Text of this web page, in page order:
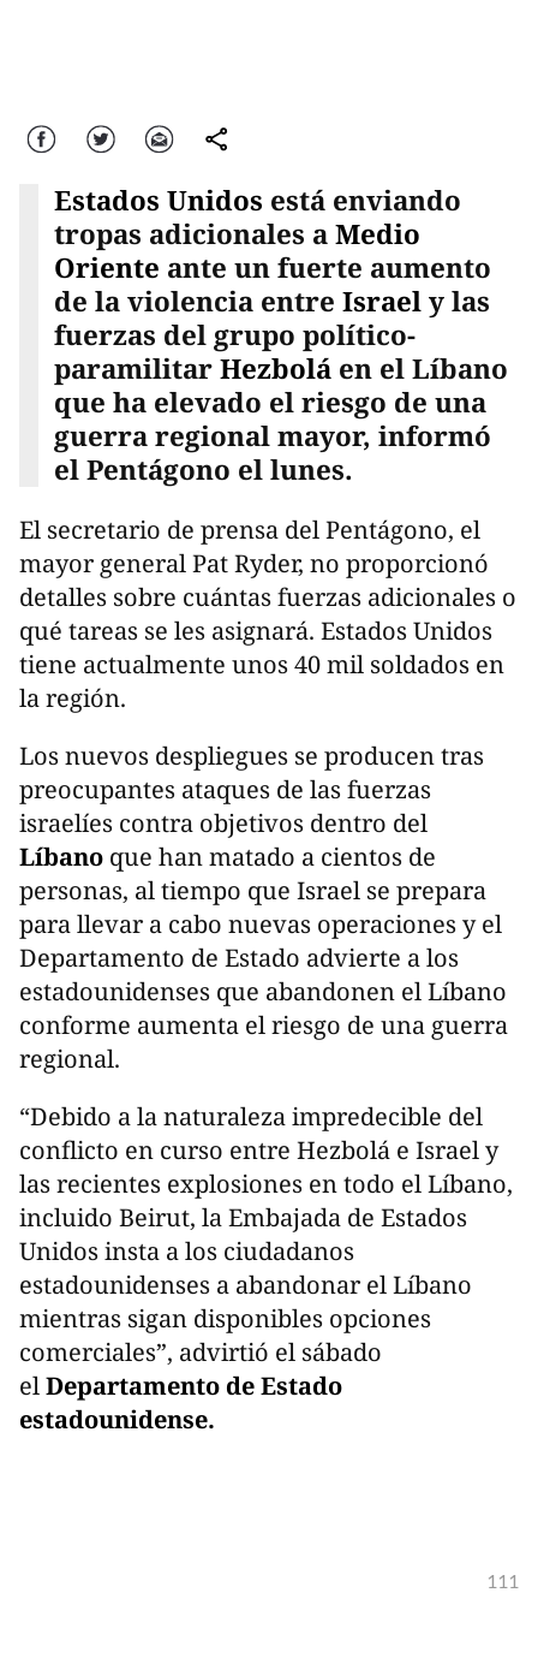
Facebook Twitter Correo comparte
Estados Unidos está enviando
tropas adicionales aMedio
Oriente ante un fuerte aumento
de la violencia entre Israely las
fuerzas del grupo político-
paramilitarHezbolá en el Líbano
que ha elevado el riesgo de una
guerra regional mayor, informó
el Pentágono el lunes.
El secretario de prensa del Pentágono, el
mayor general Pat Ryder, no proporcionó
detalles sobre cuántas fuerzas adicionales o
qué tareas se les asignará. Estados Unidos
tiene actualmente unos 40 mil soldados en
la región.
Los nuevos despliegues se producen tras
preocupantes ataques de las fuerzas
israelíes contra objetivos dentro del
Líbano que han matado a cientos de
personas, al tiempo que Israel se prepara
para llevar a cabo nuevas operaciones y el
Departamento de Estado advierte a los
estadounidenses que abandonen el Líbano
conforme aumenta el riesgo de una guerra
regional.
“Debido a la naturaleza impredecible del
conflicto en curso entre Hezbolá e Israel y
las recientes explosiones en todo el Líbano,
incluido Beirut, la Embajada de Estados
Unidos insta a los ciudadanos
estadounidenses a abandonar el Líbano
mientras sigan disponibles opciones
comerciales”, advirtió el sábado
elDepartamento de Estado
estadounidense.
111